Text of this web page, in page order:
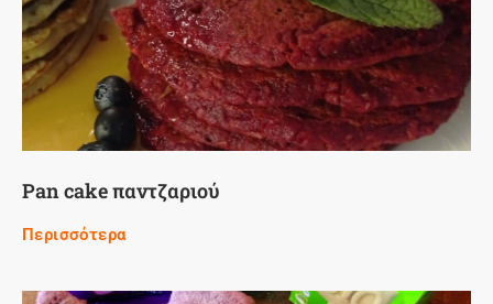
Pan cake παντζαριού
Περισσότερα